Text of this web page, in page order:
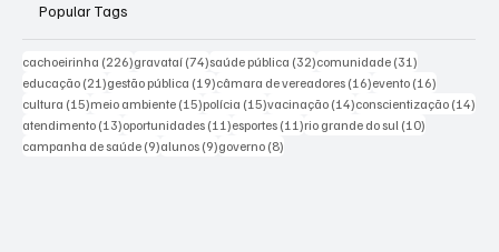
Popular Tags
cachoeirinha (226)226 posts
gravataí (74)74 posts
saúde pública (32)32 posts
comunidade (31)
educação (21)21 posts
gestão pública (19)19 posts
câmara de vereadores (16)16 posts
evento (16)
cultura (15)15 posts
meio ambiente (15)15 posts
polícia (15)15 posts
vacinação (14)14 posts
conscientização (14)
atendimento (13)13 posts
oportunidades (11)11 posts
esportes (11)11 posts
rio grande do sul (10)
campanha de saúde (9)9 posts
alunos (9)9 posts
governo (8)